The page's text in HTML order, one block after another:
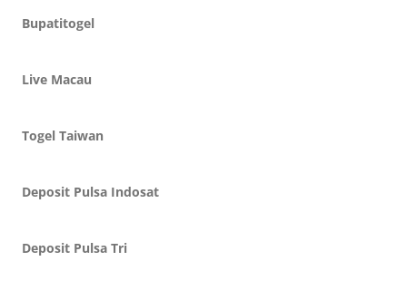
Bupatitogel
Live Macau
Togel Taiwan
Deposit Pulsa Indosat
Deposit Pulsa Tri